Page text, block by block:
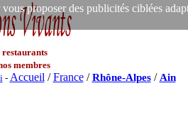
proposer des publicités ciblées
restaurants
membres
- Accueil /France/Rhône-Alpes/ Ain